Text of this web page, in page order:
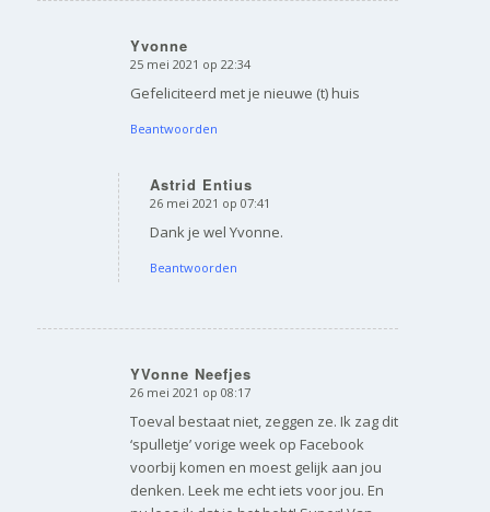
Yvonne
zegt:
25 mei 2021 op 22:34
Gefeliciteerd met je nieuwe (t) huis
Beantwoorden
Astrid Entius
zegt:
26 mei 2021 op 07:41
Dank je wel Yvonne.
Beantwoorden
YVonne Neefjes
zegt:
26 mei 2021 op 08:17
Toeval bestaat niet, zeggen ze. Ik zag dit
‘spulletje’ vorige week op Facebook
voorbij komen en moest gelijk aan jou
denken. Leek me echt iets voor jou. En